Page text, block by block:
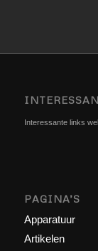
Interessante links
PAGINA’S
Apparatuur
Artikelen